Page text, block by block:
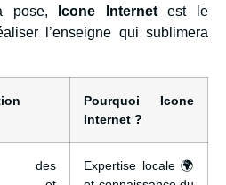
pose,
Icone Internetest le
l’enseigne qui sublimera
Pourquoi Icone
Internet ?
des
Expertise locale 🌍